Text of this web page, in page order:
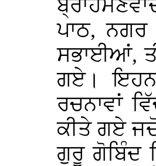
ਪਾਠ, ਨਗਰ
ਸਭਾਈਆਂ,
ਗਏ।
ਰਚਨਾਵਾਂ
ਕੀਤੇ ਗਏ
ਗੁਰੂ ਗੋਬਿੰਦ